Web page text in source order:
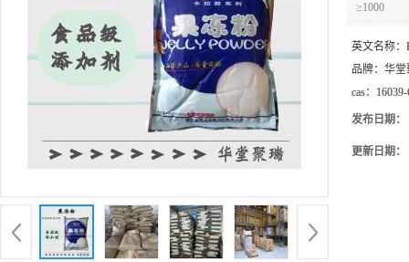
≥1000
英文名称：
品牌： 华堂
cas：
发布日期：
更新日期：